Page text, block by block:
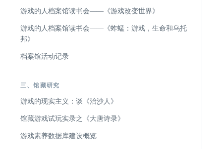
游戏的人档案馆读书会——《游戏改变世界》
游戏的人档案馆读书会——《蚱蜢：游戏，生命和乌托
邦》
档案馆活动记录
三、馆藏研究
游戏的现实主义：谈《治沙人》
馆藏游戏试玩实录之《大唐诗录》
游戏素养数据库建设概览